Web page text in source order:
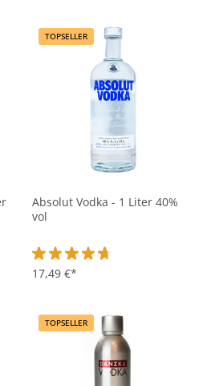
von 4.8 von 5 Sternen
TOPSELLER
Absolut Vodka - 1 Liter 40%
vol
Durchschnittliche Bewertung
17,49 €*
TOPSELLER